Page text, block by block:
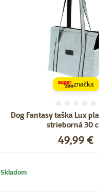
Dog Fantasy taška Lux
strieborná 30
Cena
49,99 €
značka
Skladom